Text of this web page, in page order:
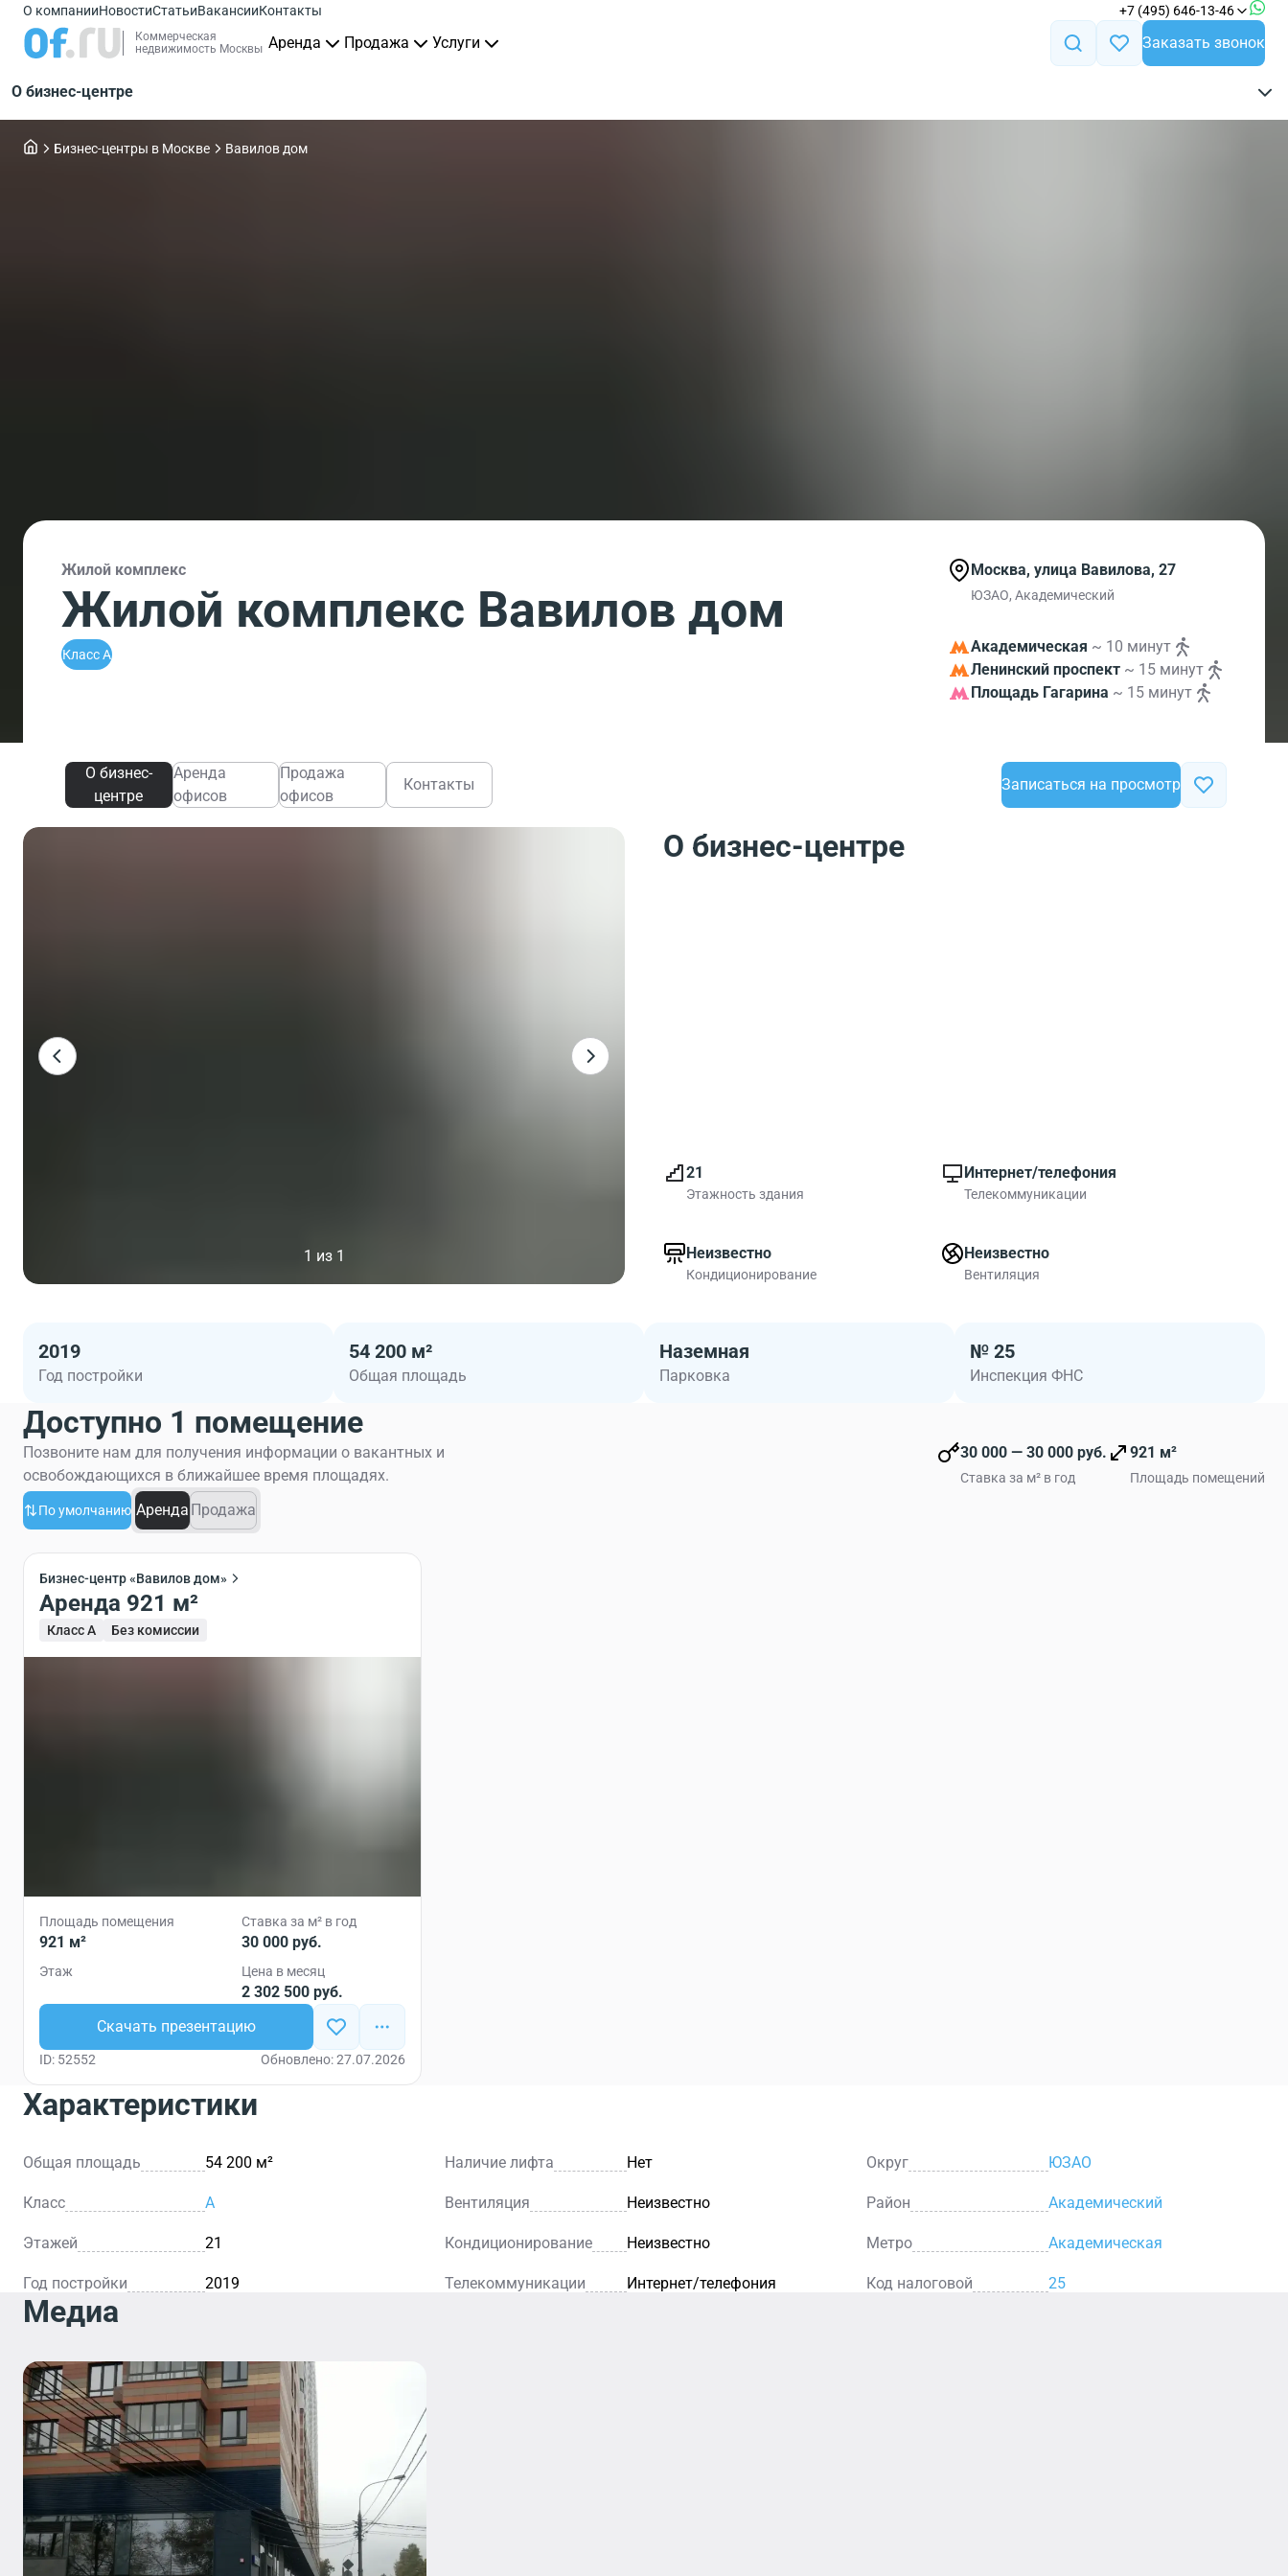
О компанииНовостиСтатьиВакансииКонтакты +7 (495) 646-13-46
Коммерческая
недвижимость Москвы Аренда Продажа Услуги Заказать звонок
О бизнес-центре
Бизнес-центры в Москве Вавилов дом
Жилой комплекс
Жилой комплекс Вавилов дом
Класс A
Москва, улица Вавилова, 27
ЮЗАО, Академический
Академическая ~ 10 минут
Ленинский проспект ~ 15 минут
Площадь Гагарина ~ 15 минут
О бизнес-
центре
Аренда
офисов
Продажа
офисов
Контакты Записаться на просмотр
1 из 1
О бизнес-центре
21
Этажность здания
Интернет/телефония
Телекоммуникации
Неизвестно
Кондиционирование
Неизвестно
Вентиляция
2019
Год постройки
54 200 м²
Общая площадь
Наземная
Парковка
№ 25
Инспекция ФНС
Доступно 1 помещение
Позвоните нам для получения информации о вакантных и
освобождающихся в ближайшее время площадях.
30 000 — 30 000 руб.
Ставка за м² в год
921 м²
Площадь помещений
По умолчанию Аренда Продажа
Бизнес-центр «Вавилов дом»
Аренда 921 м²
Класс A Без комиссии
Площадь помещения
921 м²
Ставка за м² в год
30 000 руб.
Этаж Цена в месяц
2 302 500 руб.
Скачать презентацию
ID: 52552 Обновлено: 27.07.2026
Характеристики
Общая площадь 54 200 м² Наличие лифта Нет Округ ЮЗАО
Класс A Вентиляция Неизвестно Район Академический
Этажей 21 Кондиционирование Неизвестно Метро Академическая
Год постройки 2019 Телекоммуникации Интернет/телефония Код налоговой 25
Медиа